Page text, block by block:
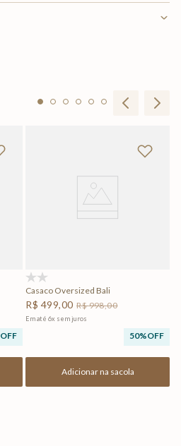
OFF
Casaco Oversized Bali
R$ 499,00 R$998,00
Em até 6x sem juros
50%OFF
Adicionar na sacola